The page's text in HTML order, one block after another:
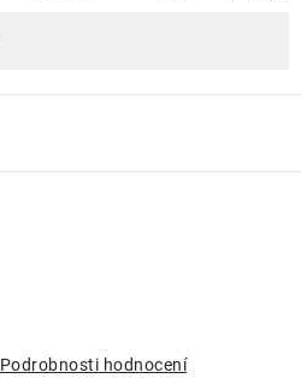
Podrobnosti hodnocení